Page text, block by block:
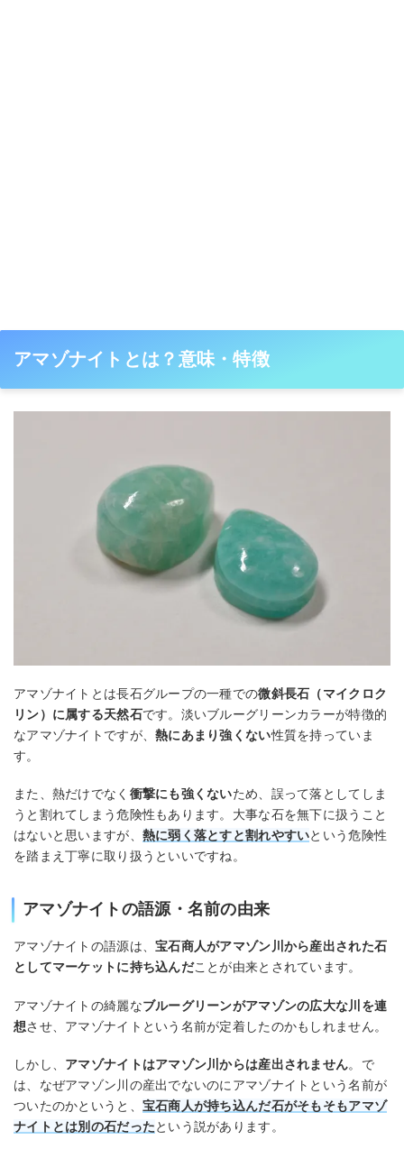
アマゾナイトとは？意味・特徴
アマゾナイトとは長石グループの一種での微斜長石（マイクロク
リン）に属する天然石です。淡いブルーグリーンカラーが特徴的
なアマゾナイトですが、熱にあまり強くない性質を持っていま
す。
また、熱だけでなく 衝撃にも強くないため、誤って落としてしま
うと割れてしまう危険性もあります。大事な石を無下に扱うこと
はないと思いますが、 熱に弱く落とすと割れやすいという危険性
を踏まえ丁寧に取り扱うといいですね。
アマゾナイトの語源・名前の由来
アマゾナイトの語源は、宝石商人がアマゾン川から産出された石
としてマーケットに持ち込んだことが由来とされています。
アマゾナイトの綺麗なブルーグリーンがアマゾンの広大な川を連
想させ、アマゾナイトという名前が定着したのかもしれません。
しかし、 アマゾナイトはアマゾン川からは産出されません。で
は、なぜアマゾン川の産出でないのにアマゾナイトという名前が
ついたのかというと、 宝石商人が持ち込んだ石がそもそもアマゾ
ナイトとは別の石だったという説があります。